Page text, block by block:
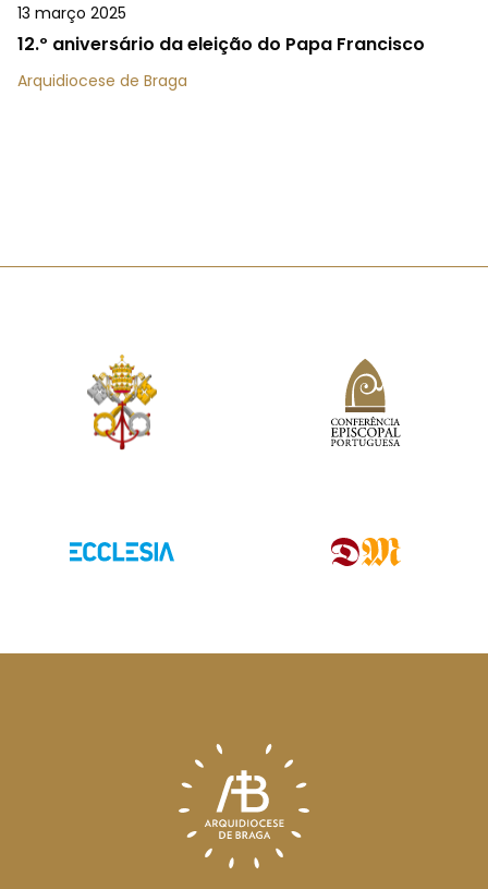
13 março 2025
12.º aniversário da eleição do Papa Francisco
Arquidiocese de Braga